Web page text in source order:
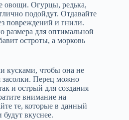
овощи. Огурцы, редька,
подойдут. Отдавайте
повреждений и гнили.
размера для оптимальной
остроты, а морковь
кусками, чтобы она не
засолки. Перец можно
и острый для создания
внимание на
те, которые в данный
вкуснее.